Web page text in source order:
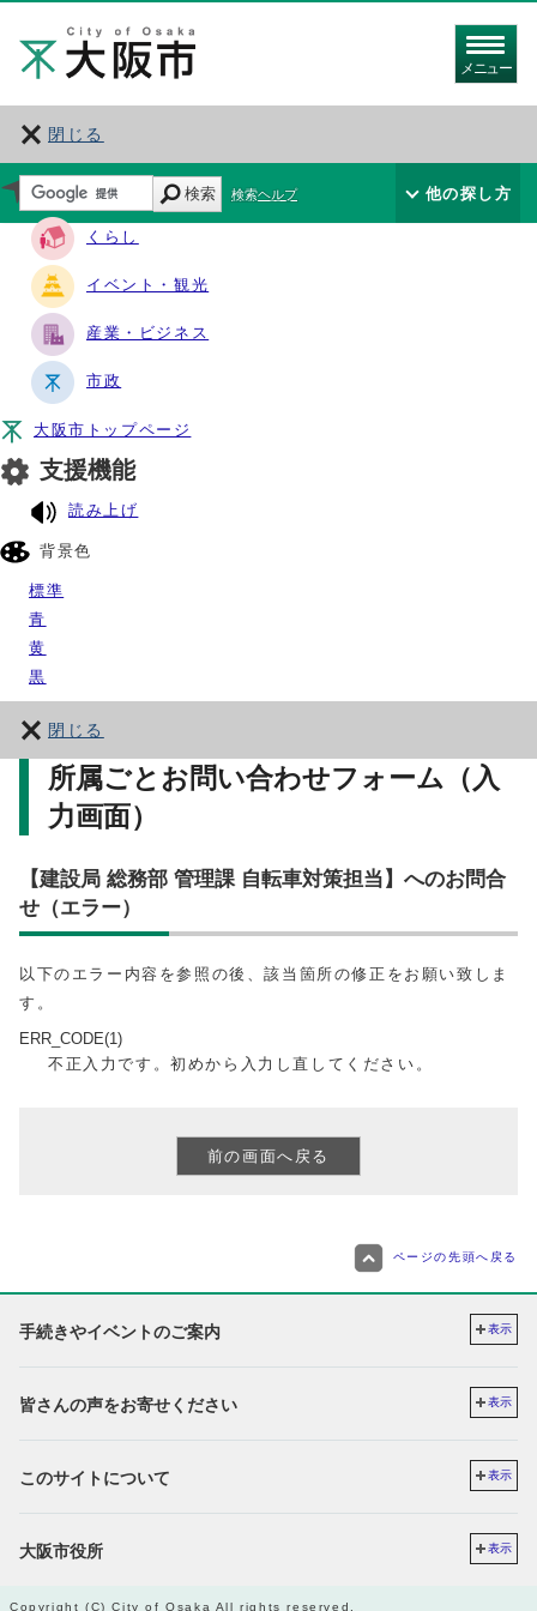
メニュー
閉じる
サイト・ナビ
くらし
イベント・観光
産業・ビジネス
市政
大阪市トップページ
支援機能
読み上げ
背景色
標準
青
黄
黒
閉じる
検索 検索ヘルプ 他の探し方
所属ごとお問い合わせフォーム（入
力画面）
【建設局 総務部 管理課 自転車対策担当】へのお問合
せ（エラー）
以下のエラー内容を参照の後、該当箇所の修正をお願い致しま
す。
ERR_CODE(1)
不正入力です。初めから入力し直してください。
ページの先頭へ戻る
手続きやイベントのご案内 表示
皆さんの声をお寄せください 表示
このサイトについて 表示
大阪市役所 表示
Copyright (C) City of Osaka All rights reserved.